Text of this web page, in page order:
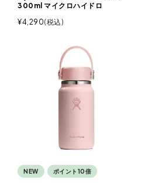
300ml マイクロハイドロ
¥4,290 税込
NEW ポイント10倍